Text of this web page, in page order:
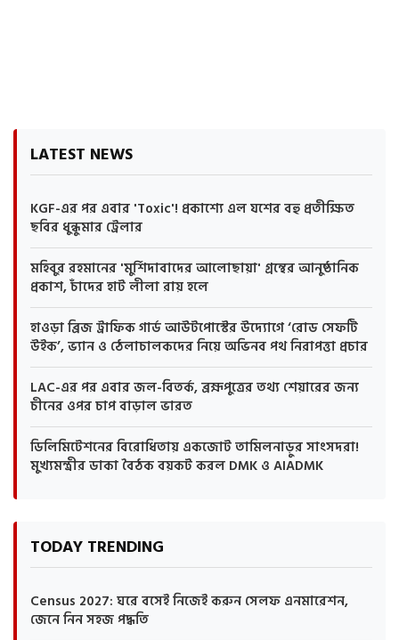
LATEST NEWS
KGF-এর পর এবার 'Toxic'! প্রকাশ্যে এল যশের বহু প্রতীক্ষিত
ছবির ধুন্ধুমার ট্রেলার
মহিবুর রহমানের 'মুর্শিদাবাদের আলোছায়া' গ্রন্থের আনুষ্ঠানিক
প্রকাশ, চাঁদের হাট লীলা রায় হলে
হাওড়া ব্রিজ ট্রাফিক গার্ড আউটপোস্টের উদ্যোগে ‘রোড সেফটি
উইক’, ভ্যান ও ঠেলাচালকদের নিয়ে অভিনব পথ নিরাপত্তা প্রচার
LAC-এর পর এবার জল-বিতর্ক, ব্রহ্মপুত্রের তথ্য শেয়ারের জন্য
চীনের ওপর চাপ বাড়াল ভারত
ডিলিমিটেশনের বিরোধিতায় একজোট তামিলনাড়ুর সাংসদরা!
মুখ্যমন্ত্রীর ডাকা বৈঠক বয়কট করল DMK ও AIADMK
TODAY TRENDING
Census 2027: ঘরে বসেই নিজেই করুন সেলফ এনমারেশন,
জেনে নিন সহজ পদ্ধতি